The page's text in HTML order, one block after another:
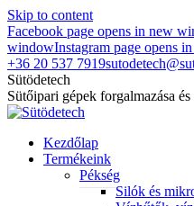
Skip to content
Facebook page opens in new
windowInstagram page opens
+36 20 537 7919
Sütödetech
Sütőipari gépek forgalmazása és
Kezdőlap
Termékeink
Pékség
Silók és